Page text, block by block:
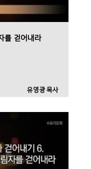
를 걷어내라
유영광 목사